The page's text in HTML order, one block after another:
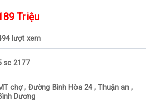
Triệu
lượt xem
sc 2177
chợ , Đường Bình Hòa 24 , Thuận an ,
Dương